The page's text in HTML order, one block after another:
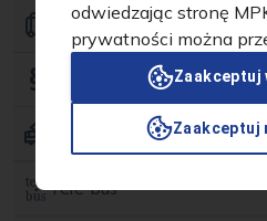
Biuro Rzeczy Znalezionych
Zasady podróży KMK
Krakowska linia muzealna
Tele-bus
odwiedzając stronę
prywatności można
Zaakceptuj
Zaakceptuj